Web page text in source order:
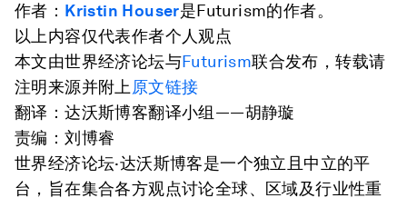
作者： Kristin Houser是Futurism的作者。
以上内容仅代表作者个人观点
本文由世界经济论坛与Futurism联合发布，转载请
注明来源并附上 原文链接
翻译：达沃斯博客翻译小组——胡静璇
责编：刘博睿
世界经济论坛·达沃斯博客是一个独立且中立的平
台，旨在集合各方观点讨论全球、区域及行业性重